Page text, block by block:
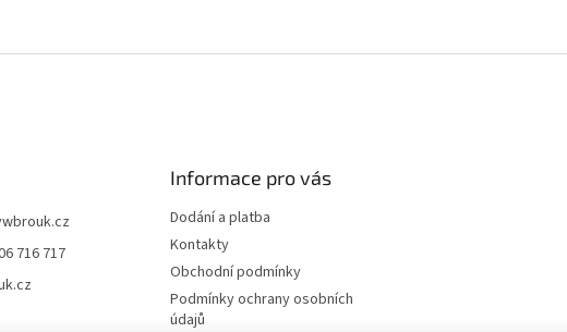
716 717
Informace pro vás
Dodání a platba
Kontakty
Obchodní podmínky
Podmínky ochrany osobních
údajů